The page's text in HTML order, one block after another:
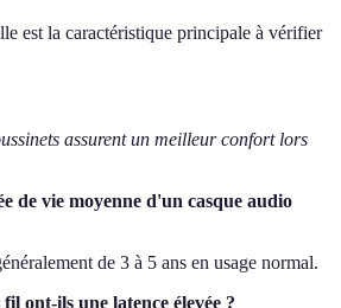
est la caractéristique principale à vérifier
assurent un meilleur confort lors
de vie moyenne d'un casque audio
de 3 à 5 ans en usage normal.
fil ont-ils une latence élevée ?